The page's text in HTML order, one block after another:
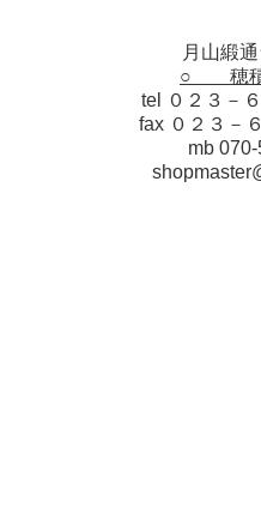
月山緞
○ 穂
tel ０２３－
fax ０２３－
mb